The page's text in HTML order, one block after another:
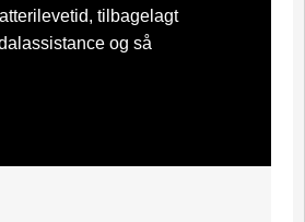
tilbagelagt
og så